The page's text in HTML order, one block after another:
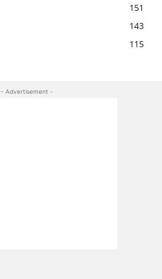
151
143
115
- Advertisement -